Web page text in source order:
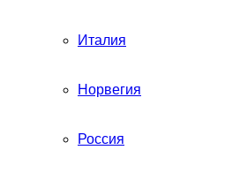
Италия
Норвегия
Россия